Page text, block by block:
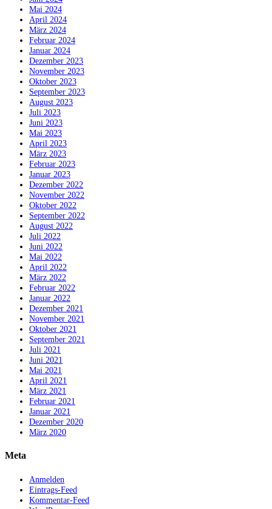
Mai 2024
April 2024
März 2024
Februar 2024
Januar 2024
Dezember 2023
November 2023
Oktober 2023
September 2023
August 2023
Juli 2023
Juni 2023
Mai 2023
April 2023
März 2023
Februar 2023
Januar 2023
Dezember 2022
November 2022
Oktober 2022
September 2022
August 2022
Juli 2022
Juni 2022
Mai 2022
April 2022
März 2022
Februar 2022
Januar 2022
Dezember 2021
November 2021
Oktober 2021
September 2021
Juli 2021
Juni 2021
Mai 2021
April 2021
März 2021
Februar 2021
Januar 2021
Dezember 2020
März 2020
Meta
Anmelden
Eintrags-Feed
Kommentar-Feed